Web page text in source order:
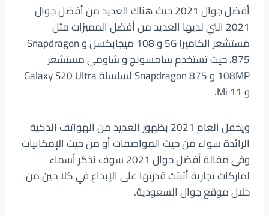
أفضل جوال 2021 حيث هناك العديد من أفضل جوال
2021 التي لديها العديد من أفضل المميزات مثل
مستشعر الكاميرا 5G و 108 ميجابكسل و Snapdragon
875، حيث تستخدم سامسونج و شاومي مستشعر
108MP و Snapdragon 875 لسلسلة Galaxy S20 Ultra
و Mi 11.
ويحفل العام 2021 بظهور العديد من الهواتف الذكية
الرائدة سواء من حيث المواصفات أو من حيث الإمكانيات
وفي مقالة أفضل جوال 2021 سوف نذكر أسماء
لماركات تجارية أثبتت قدرتها على الإبداع في كلا حين من
خلال موقع جوال السعودية.